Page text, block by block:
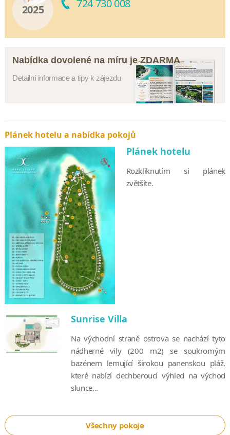
2025 724 730 008
Nabídka dovolené na míru je ZDARMA
Detailní informace a tipy k zájezdu
Plánek hotelu a nabídka pokojů
Plánek hotelu
Rozkliknutím si plánek
zvětšíte.
Sunrise Villa
Na východní straně ostrova se nachází tyto
nádherné vily (200 m2) se soukromým
bazénem lemující širokou panenskou pláž,
které nabízí dechberoucí výhled na východ
slunce...
Všechny pokoje